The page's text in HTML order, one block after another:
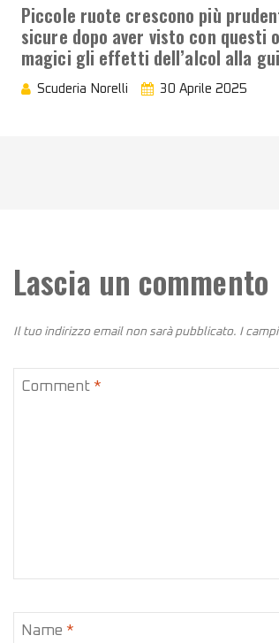
Piccole ruote crescono più
sicure dopo aver visto con questi
magici gli effetti dell’alcol alla
Scuderia Norelli 30 Aprile 2025
Lascia un commento
Il tuo indirizzo email non sarà pubblicato. I
Comment *
Name *